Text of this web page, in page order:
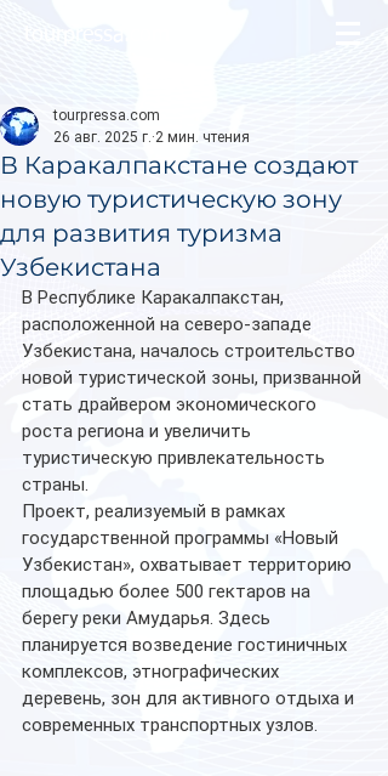
В Каракалпакстане создают
новую туристическую зону
для развития туризма
Узбекистана
tourpressa.com
26 авг. 2025 г. 2 мин. чтения
В Республике Каракалпакстан,
расположенной на северо-западе
Узбекистана, началось строительство
новой туристической зоны, призванной
стать драйвером экономического
роста региона и увеличить
туристическую привлекательность
страны.
Проект, реализуемый в рамках
государственной программы «Новый
Узбекистан», охватывает территорию
площадью более 500 гектаров на
берегу реки Амударья. Здесь
планируется возведение гостиничных
комплексов, этнографических
деревень, зон для активного отдыха и
современных транспортных узлов.